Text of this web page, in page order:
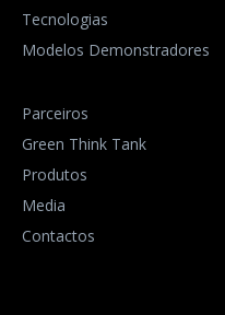
Tecnologias
Modelos Demonstradores
Parceiros
Green Think Tank
Produtos
Media
Contactos